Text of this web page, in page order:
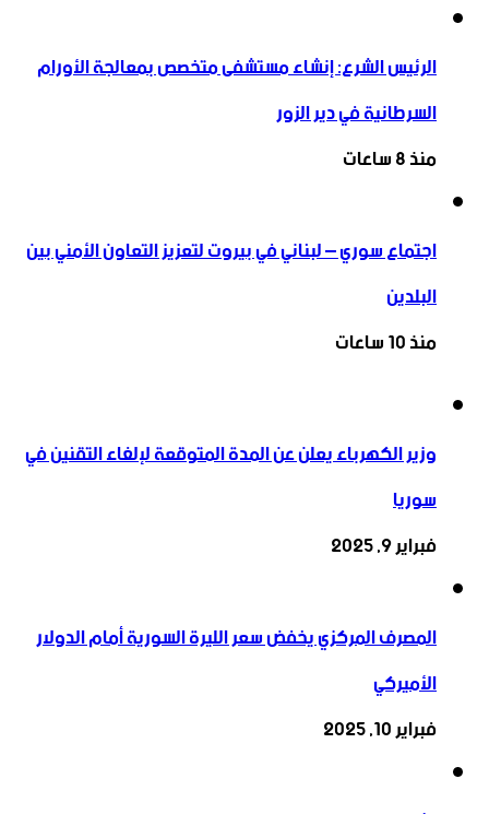
الرئيس الشرع: إنشاء ‌‏مستشفى متخصص بمعالجة الأورام
السرطانية في دير الزور
منذ 8 ساعات
اجتماع سوري – لبناني في بيروت لتعزيز التعاون ‏الأمني ‏بين
البلدين
منذ 10 ساعات
وزير الكهرباء يعلن عن المدة المتوقعة لإلغاء التقنين في
سوريا
فبراير 9, 2025
المصرف المركزي يخفض سعر الليرة السورية أمام الدولار
الأميركي
فبراير 10, 2025